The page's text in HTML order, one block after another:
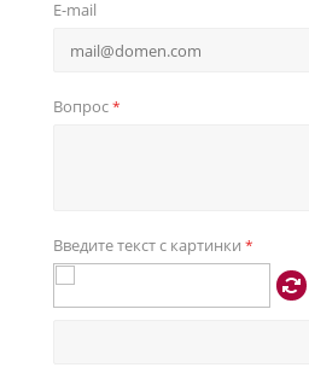
E-mail
Вопрос*
Введите текст с картинки *